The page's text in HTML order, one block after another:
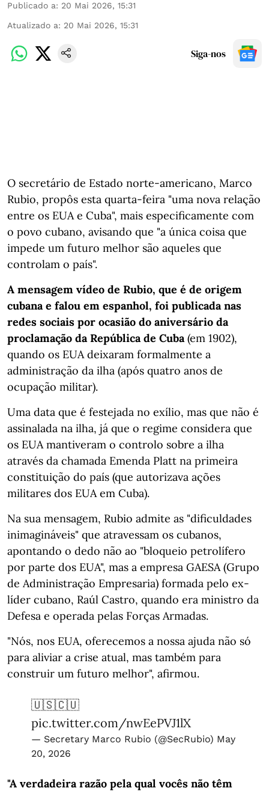
Publicado a: 20 Mai 2026, 15:31
Atualizado a: 20 Mai 2026, 15:31
Siga-nos
O secretário de Estado norte-americano, Marco
Rubio, propôs esta quarta-feira "uma nova relação
entre os EUA e Cuba", mais especificamente com
o povo cubano, avisando que "a única coisa que
impede um futuro melhor são aqueles que
controlam o país".
A mensagem vídeo de Rubio, que é de origem
cubana e falou em espanhol, foi publicada nas
redes sociais por ocasião do aniversário da
proclamação da República de Cuba (em 1902),
quando os EUA deixaram formalmente a
administração da ilha (após quatro anos de
ocupação militar).
Uma data que é festejada no exílio, mas que não é
assinalada na ilha, já que o regime considera que
os EUA mantiveram o controlo sobre a ilha
através da chamada Emenda Platt na primeira
constituição do país (que autorizava ações
militares dos EUA em Cuba).
Na sua mensagem, Rubio admite as "dificuldades
inimagináveis" que atravessam os cubanos,
apontando o dedo não ao "bloqueio petrolífero
por parte dos EUA", mas a empresa GAESA (Grupo
de Administração Empresaria) formada pelo ex-
líder cubano, Raúl Castro, quando era ministro da
Defesa e operada pelas Forças Armadas.
"Nós, nos EUA, oferecemos a nossa ajuda não só
para aliviar a crise atual, mas também para
construir um futuro melhor", afirmou.
🇺🇸🇨🇺
pic.twitter.com/nwEePVJ1lX
— Secretary Marco Rubio (@SecRubio) May
20, 2026
"A verdadeira razão pela qual vocês não têm